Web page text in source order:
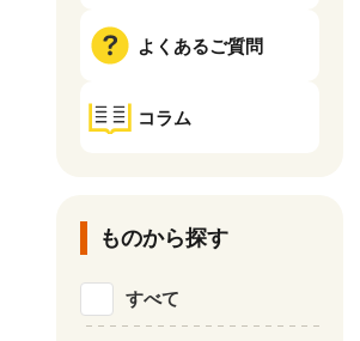
よくあるご質問
コラム
ものから探す
すべて